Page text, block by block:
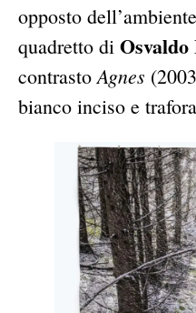
opposto
quadretto di
contrasto Agnes
bianco inciso e